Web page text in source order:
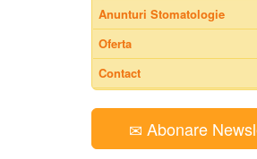
Anunturi Stomatologie
Oferta
Contact
Abonare